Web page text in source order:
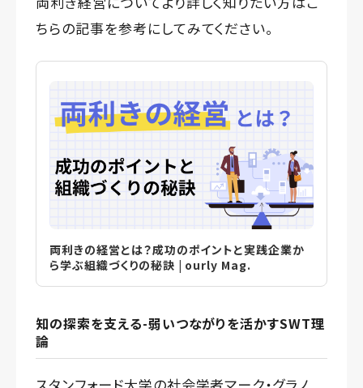
ちらの記事を参考にしてみてください。
両利きの経営とは？成功のポイントと実践企業か
ら学ぶ組織づくりの秘訣 | ourly Mag.
知の探索を支える-弱いつながりを活かすSWT理
論